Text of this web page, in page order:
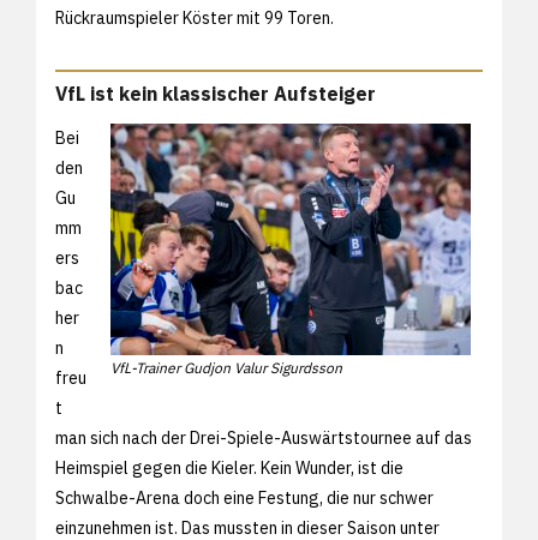
Rückraumspieler Köster mit 99 Toren.
VfL ist kein klassischer Aufsteiger
VfL-Trainer Gudjon Valur Sigurdsson
Bei
den
Gu
mm
ers
bac
her
n
freu
t
man sich nach der Drei-Spiele-Auswärtstournee auf das
Heimspiel gegen die Kieler. Kein Wunder, ist die
Schwalbe-Arena doch eine Festung, die nur schwer
einzunehmen ist. Das mussten in dieser Saison unter